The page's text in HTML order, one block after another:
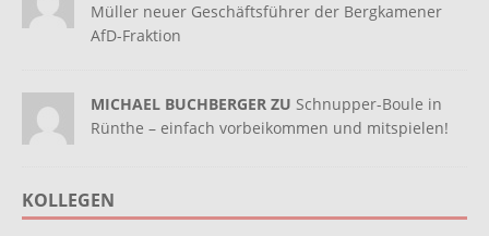
Müller neuer Geschäftsführer der Bergkamener
AfD-Fraktion
MICHAEL BUCHBERGER ZU Schnupper-Boule in
Rünthe – einfach vorbeikommen und mitspielen!
KOLLEGEN